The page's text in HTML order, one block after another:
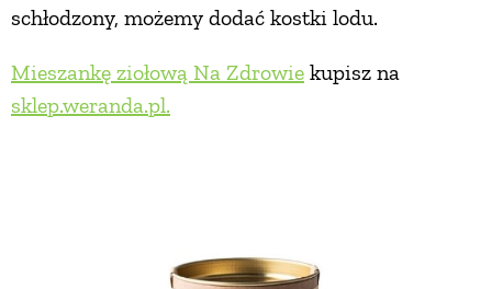
schłodzony, możemy dodać kostki lodu.
Mieszankę ziołową Na Zdrowie kupisz na
sklep.weranda.pl.